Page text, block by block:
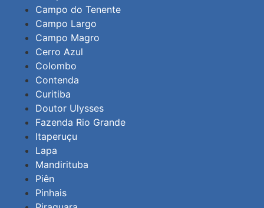
Campo do Tenente
Campo Largo
Campo Magro
Cerro Azul
Colombo
Contenda
Curitiba
Doutor Ulysses
Fazenda Rio Grande
Itaperuçu
Lapa
Mandirituba
Piên
Pinhais